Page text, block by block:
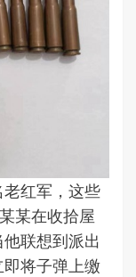
红军，这些
某在收拾屋
联想到派出
将子弹上缴